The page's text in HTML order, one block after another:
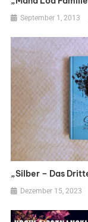
September 1, 2013
„Silber – Das
Dezember 15, 2023